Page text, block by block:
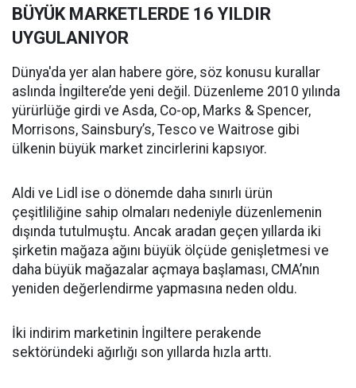
BÜYÜK MARKETLERDE 16 YILDIR
UYGULANIYOR
Dünya'da yer alan habere göre, söz konusu kurallar
aslında İngiltere’de yeni değil. Düzenleme 2010 yılında
yürürlüğe girdi ve Asda, Co-op, Marks & Spencer,
Morrisons, Sainsbury’s, Tesco ve Waitrose gibi
ülkenin büyük market zincirlerini kapsıyor.
Aldi ve Lidl ise o dönemde daha sınırlı ürün
çeşitliliğine sahip olmaları nedeniyle düzenlemenin
dışında tutulmuştu. Ancak aradan geçen yıllarda iki
şirketin mağaza ağını büyük ölçüde genişletmesi ve
daha büyük mağazalar açmaya başlaması, CMA’nın
yeniden değerlendirme yapmasına neden oldu.
İki indirim marketinin İngiltere perakende
sektöründeki ağırlığı son yıllarda hızla arttı.